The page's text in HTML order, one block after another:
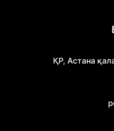
ҚР, Астана